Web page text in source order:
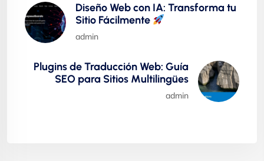
Diseño Web con IA: Transforma tu
Sitio Fácilmente
admin
Plugins de Traducción Web: Guía
SEO para Sitios Multilingües
admin